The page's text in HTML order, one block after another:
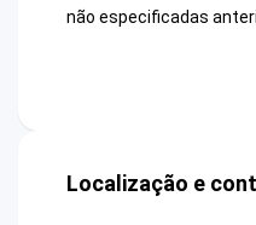
não especificadas
Localização e